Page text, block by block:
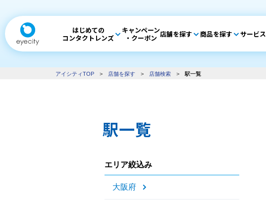
はじめての
コンタクトレンズ
キャンペーン
・クーポン 店舗を探す 商品を探す サービス
アイシティTOP > 店舗を探す > 店舗検索 > 駅一覧
駅一覧
エリア絞込み
大阪府